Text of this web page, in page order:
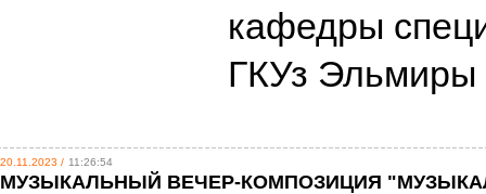
кафедры
ГКУз
20.11.2023 / 11:26:54
МУЗЫКАЛЬНЫЙ ВЕЧЕР-КОМПОЗИЦИЯ